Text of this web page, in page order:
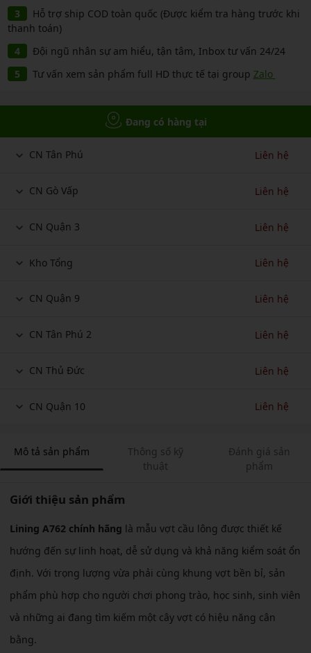
Hỗ trợ ship COD toàn quốc (Được kiểm tra hàng trước khi
thanh toán)
Đội ngũ nhân sự am hiểu, tận tâm, Inbox tư vấn 24/24
Tư vấn xem sản phẩm full HD thực tế tại group Zalo
Đang có hàng tại
CN Tân Phú Liên hệ
CN Gò Vấp Liên hệ
CN Quận 3 Liên hệ
Kho Tổng Liên hệ
CN Quận 9 Liên hệ
CN Tân Phú 2 Liên hệ
CN Thủ Đức Liên hệ
CN Quận 10 Liên hệ
Mô tả sản phẩm
Thông số kỹ
thuật
Đánh giá sản
phẩm
Giới thiệu sản phẩm
Lining A762 chính hãng là mẫu vợt cầu lông được thiết kế
hướng đến sự linh hoạt, dễ sử dụng và khả năng kiểm soát ổn
định. Với trọng lượng vừa phải cùng khung vợt bền bỉ, sản
phẩm phù hợp cho người chơi phong trào, học sinh, sinh viên
và những ai đang tìm kiếm một cây vợt có hiệu năng cân
bằng.